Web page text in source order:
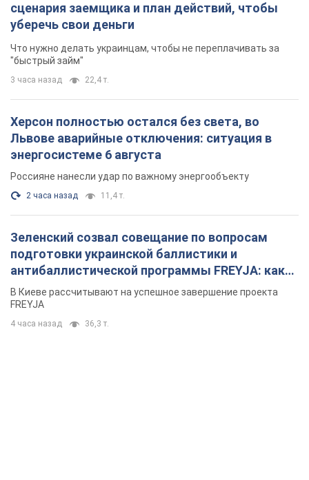
сценария заемщика и план действий, чтобы
уберечь свои деньги
Что нужно делать украинцам, чтобы не переплачивать за
"быстрый займ"
3 часа назад 22,4 т.
Херсон полностью остался без света, во
Львове аварийные отключения: ситуация в
энергосистеме 6 августа
Россияне нанесли удар по важному энергообъекту
2 часа назад 11,4 т.
Зеленский созвал совещание по вопросам
подготовки украинской баллистики и
антибаллистической программы FREYJA: какие
решения готовятся
В Киеве рассчитывают на успешное завершение проекта
FREYJA
4 часа назад 36,3 т.